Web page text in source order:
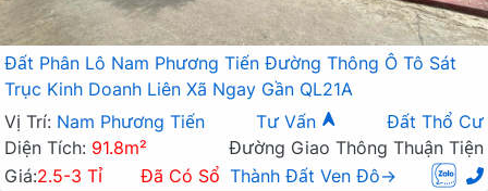
Đất Phân Lô Nam Phương Tiến Đường Thông Ô Tô Sát
Trục Kinh Doanh Liên Xã Ngay Gần QL21A
Vị Trí: Nam Phương Tiến Tư Vấn
Đất Thổ Cư
Diện Tích: 91.8m²
Đường Giao Thông Thuận Tiện
Giá:2.5-3 Tỉ Đã Có Sổ Thành Đất Ven Đô→